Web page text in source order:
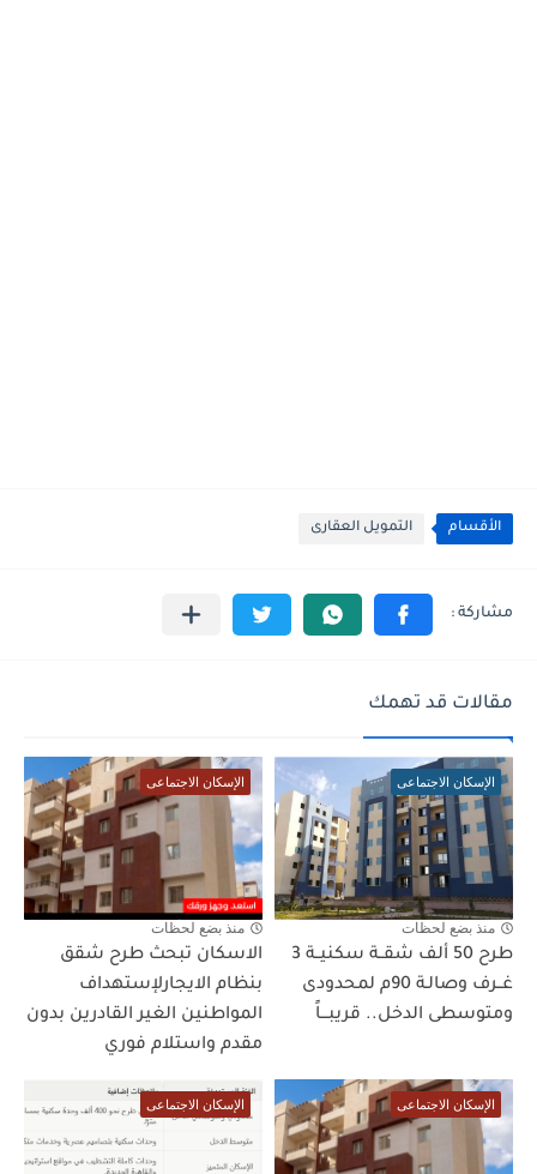
الأقسام التمويل العقارى
مقالات قد تهمك
الإسكان الاجتماعى
منذ بضع لحظات
طرح 50 ألف شقــة سكنيــة 3
غــرف وصالـة 90م لمحدودى
ومتوسطى الدخل.. قريبـــاً
الإسكان الاجتماعى
منذ بضع لحظات
الاسكان تبحث طرح شقق
بنظام الايجارلإستهداف
المواطنين الغير القادرين بدون
مقدم واستلام فوري
الإسكان الاجتماعى الإسكان الاجتماعى